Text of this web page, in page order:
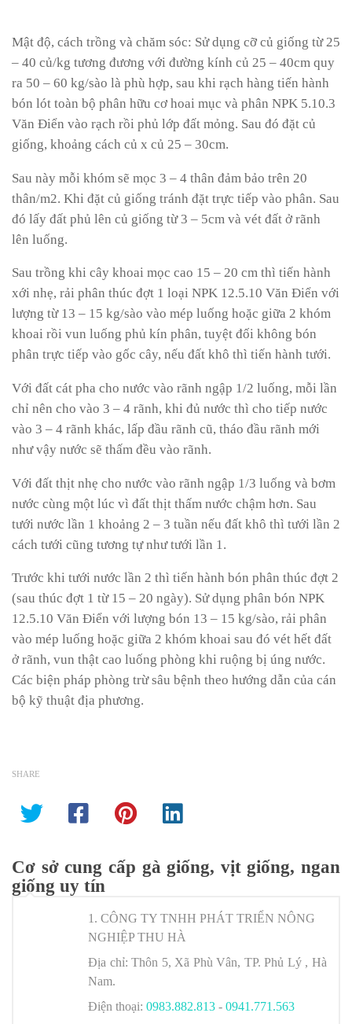
Mật độ, cách trồng và chăm sóc: Sử dụng cỡ củ giống từ 25
– 40 củ/kg tương đương với đường kính củ 25 – 40cm quy
ra 50 – 60 kg/sào là phù hợp, sau khi rạch hàng tiến hành
bón lót toàn bộ phân hữu cơ hoai mục và phân NPK 5.10.3
Văn Điển vào rạch rồi phủ lớp đất mỏng. Sau đó đặt củ
giống, khoảng cách củ x củ 25 – 30cm.
Sau này mỗi khóm sẽ mọc 3 – 4 thân đảm bảo trên 20
thân/m2. Khi đặt củ giống tránh đặt trực tiếp vào phân. Sau
đó lấy đất phủ lên củ giống từ 3 – 5cm và vét đất ở rãnh
lên luống.
Sau trồng khi cây khoai mọc cao 15 – 20 cm thì tiến hành
xới nhẹ, rải phân thúc đợt 1 loại NPK 12.5.10 Văn Điển với
lượng từ 13 – 15 kg/sào vào mép luống hoặc giữa 2 khóm
khoai rồi vun luống phủ kín phân, tuyệt đối không bón
phân trực tiếp vào gốc cây, nếu đất khô thì tiến hành tưới.
Với đất cát pha cho nước vào rãnh ngập 1/2 luống, mỗi lần
chỉ nên cho vào 3 – 4 rãnh, khi đủ nước thì cho tiếp nước
vào 3 – 4 rãnh khác, lấp đầu rãnh cũ, tháo đầu rãnh mới
như vậy nước sẽ thấm đều vào rãnh.
Với đất thịt nhẹ cho nước vào rãnh ngập 1/3 luống và bơm
nước cùng một lúc vì đất thịt thấm nước chậm hơn. Sau
tưới nước lần 1 khoảng 2 – 3 tuần nếu đất khô thì tưới lần 2
cách tưới cũng tương tự như tưới lần 1.
Trước khi tưới nước lần 2 thì tiến hành bón phân thúc đợt 2
(sau thúc đợt 1 từ 15 – 20 ngày). Sử dụng phân bón NPK
12.5.10 Văn Điển với lượng bón 13 – 15 kg/sào, rải phân
vào mép luống hoặc giữa 2 khóm khoai sau đó vét hết đất
ở rãnh, vun thật cao luống phòng khi ruộng bị úng nước.
Các biện pháp phòng trừ sâu bệnh theo hướng dẫn của cán
bộ kỹ thuật địa phương.
SHARE
Cơ sở cung cấp gà giống, vịt giống, ngan
giống uy tín
1. CÔNG TY TNHH PHÁT TRIỂN NÔNG
NGHIỆP THU HÀ
Địa chỉ: Thôn 5, Xã Phù Vân, TP. Phủ Lý , Hà
Nam.
Điện thoại: 0983.882.813 - 0941.771.563